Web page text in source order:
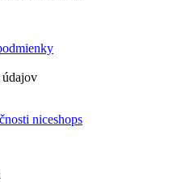
údajov
niceshops